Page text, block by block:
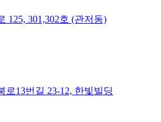
125, 301,302호 (관저동)
13번길 23-12, 한빛빌딩